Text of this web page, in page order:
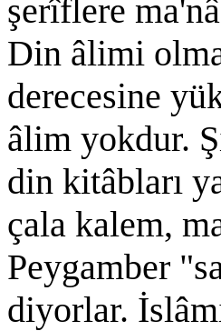
şerîflere
Din âlimi
derecesine
âlim yokdur.
din kitâbları
çala kalem,
Peygamber
diyorlar.